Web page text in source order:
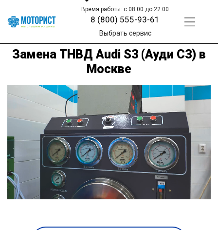
Время работы: с 08:00 до 22:00
8 (800) 555-93-61
Выбрать сервис
Замена ТНВД Audi S3 (Ауди С3) в
Москве